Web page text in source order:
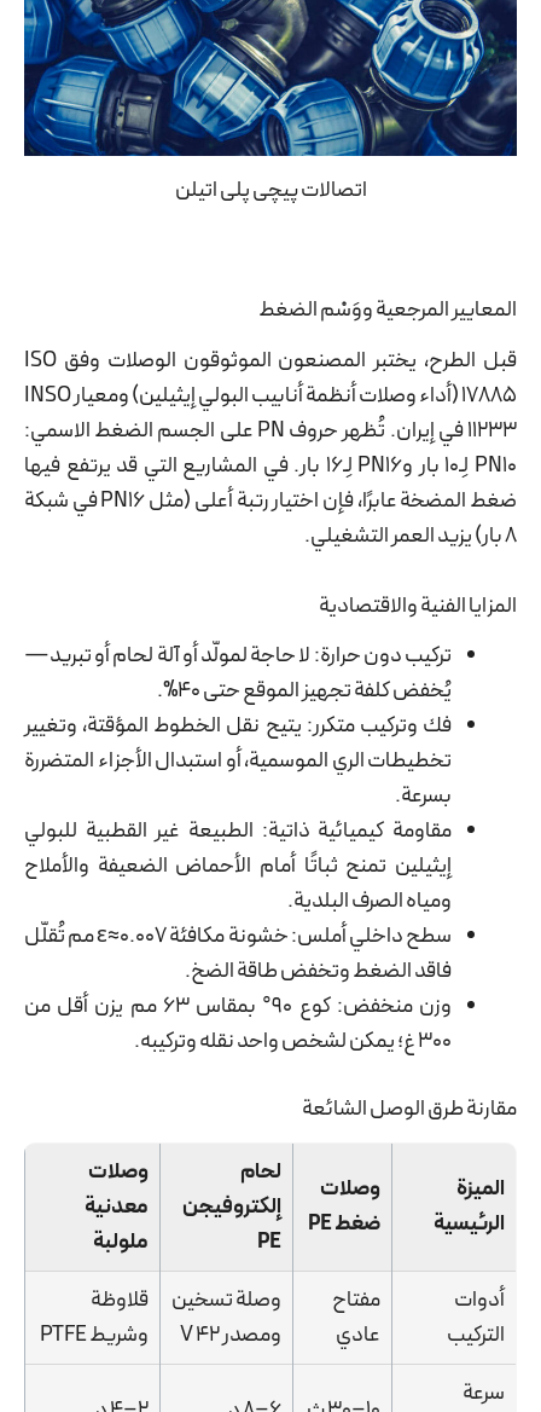
اتصالات پیچی پلی اتیلن
المعايير المرجعية ووَسْم الضغط
قبل الطرح، يختبر المصنعون الموثوقون الوصلات وفق ISO
17885 (أداء وصلات أنظمة أنابيب البولي إيثيلين) ومعيار INSO
11233 في إيران. تُظهر حروف PN على الجسم الضغط الاسمي:
PN10 لِـ10 بار وPN16 لِـ16 بار. في المشاريع التي قد يرتفع فيها
ضغط المضخة عابرًا، فإن اختيار رتبة أعلى (مثل PN16 في شبكة
المزايا الفنية والاقتصادية
تركيب دون حرارة: لا حاجة لمولّد أو آلة لحام أو تبريد—
يُخفض كلفة تجهيز الموقع حتى 40%.
فك وتركيب متكرر: يتيح نقل الخطوط المؤقتة، وتغيير
تخطيطات الري الموسمية، أو استبدال الأجزاء المتضررة
بسرعة.
مقاومة كيميائية ذاتية: الطبيعة غير القطبية للبولي
إيثيلين تمنح ثباتًا أمام الأحماض الضعيفة والأملاح
ومياه الصرف البلدية.
سطح داخلي أملس: خشونة مكافئة ε≈0.007 مم تُقلّل
فاقد الضغط وتخفض طاقة الضخ.
وزن منخفض: كوع 90° بمقاس 63 مم يزن أقل من
300 غ؛ يمكن لشخص واحد نقله وتركيبه.
مقارنة طرق الوصل الشائعة
الميزة
الرئيسية
وصلات
ضغط PE
لحام
إلكتروفيجن
وصلات
معدنية
ملولبة
أدوات
التركيب
مفتاح
عادي
وصلة تسخين
ومصدر 42 V
قلاوظة
وشريط PTFE
سرعة